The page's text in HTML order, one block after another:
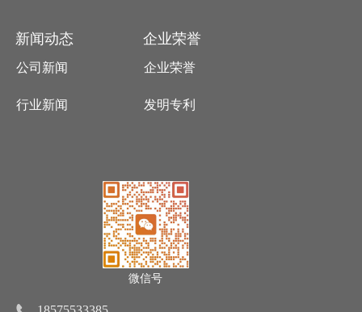
公司新闻
行业新闻
新闻动态
企业荣誉
发明专利
企业荣誉
微信号